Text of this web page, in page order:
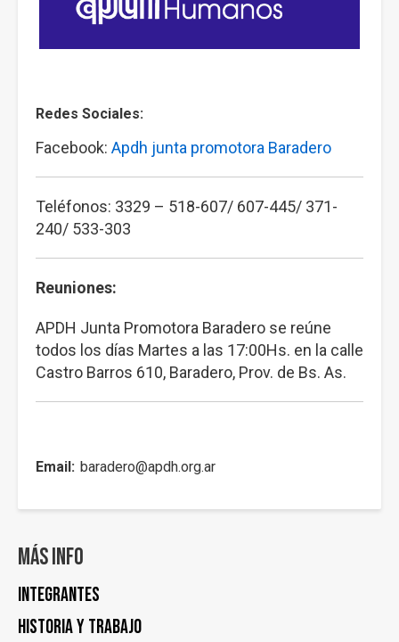
Redes Sociales:
Facebook: Apdh junta promotora Baradero
Teléfonos: 3329 – 518-607/ 607-445/ 371-
240/ 533-303
Reuniones:
APDH Junta Promotora Baradero se reúne
todos los días Martes a las 17:00Hs. en la calle
Castro Barros 610, Baradero, Prov. de Bs. As.
Email baradero@apdh.org.ar
Más info
Integrantes
Historia y trabajo